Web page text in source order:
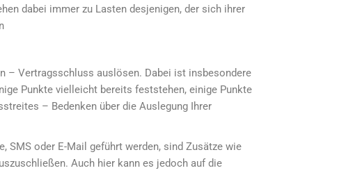
dabei immer zu Lasten desjenigen, der sich ihrer
– Vertragsschluss auslösen. Dabei ist insbesondere
Punkte vielleicht bereits feststehen, einige Punkte
– Bedenken über die Auslegung Ihrer
SMS oder E-Mail geführt werden, sind Zusätze wie
Auch hier kann es jedoch auf die